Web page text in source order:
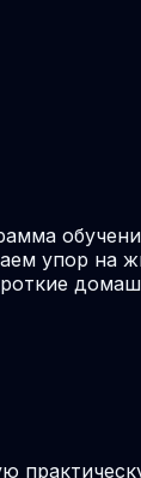
упор на